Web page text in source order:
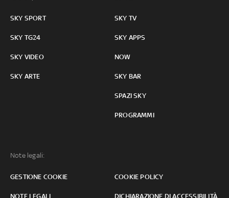
SKY SPORT
SKY TG24
SKY VIDEO
SKY ARTE
SKY TV
SKY APPS
NOW
SKY BAR
SPAZI SKY
PROGRAMMI
Note legali:
GESTIONE COOKIE COOKIE POLICY
NOTE LEGALI DICHIARAZIONE DI ACCESSIBILITÀ